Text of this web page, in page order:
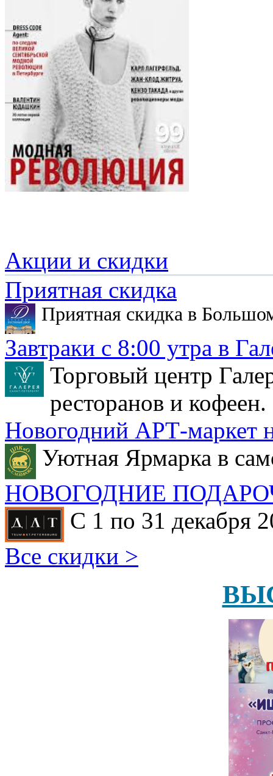
Акции и скидки
Приятная скидка
Приятная скидка в
Завтраки с 8:00 утра в
Торговый центр
ресторанов и кофеен.
Новогодний АРТ-маркет
Уютная Ярмарка в
НОВОГОДНИЕ
С 1 по 31 декабря
Все скидки >